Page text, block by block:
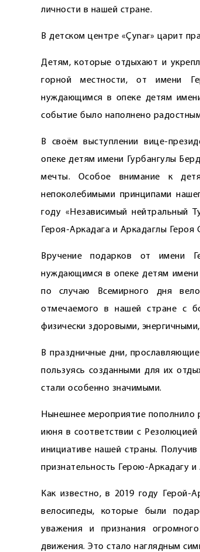
личности в нашей стране.
В детском центре «Çynar» царит
Детям, которые отдыхают и
горной местности, от имени
нуждающимся в опеке детям
событие было наполнено
В своём выступлении вице-
опеке детям имени Гурбангулы
мечты. Особое внимание к
непоколебимыми принципами
году «Независимый нейтральный
Героя-Аркадага и ­Аркадаглы
Вручение подарков от имени
нуждающимся в опеке детям имени
по случаю Всемирного дня
отмечаемого в нашей стране с
физически здоровыми,
В праздничные дни,
пользуясь созданными для их
стали особенно значимыми.
Нынешнее мероприятие пополнило
июня в соответствии с
инициативе нашей страны.
признательность Герою-­Аркадагу
Как известно, в 2019 году
велосипеды, которые были
уважения и признания
движения. Это стало наглядным